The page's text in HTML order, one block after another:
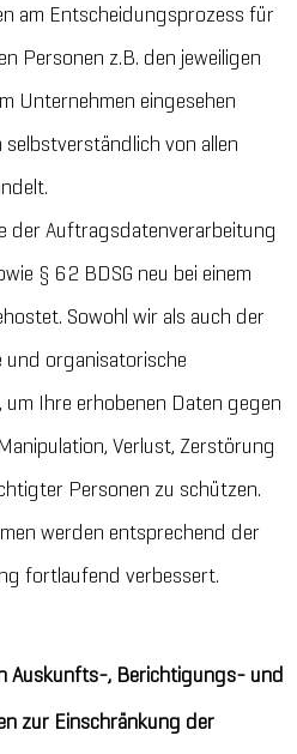
am Entscheidungsprozess für
Personen z.B. den jeweiligen
Unternehmen eingesehen
von allen
der Auftragsdatenverarbeitung
§ 62 BDSG neu bei einem
Sowohl wir als auch der
und organisatorische
um Ihre erhobenen Daten gegen
Verlust, Zerstörung
Personen zu schützen.
werden entsprechend der
fortlaufend verbessert.
Auskunfts-, Berichtigungs- und
zur Einschränkung der